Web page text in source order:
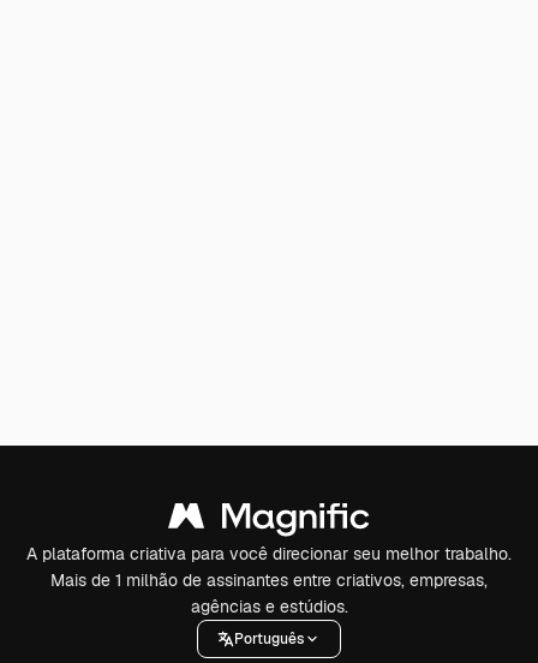
A plataforma criativa para você direcionar seu melhor trabalho.
Mais de 1 milhão de assinantes entre criativos, empresas,
agências e estúdios.
Português